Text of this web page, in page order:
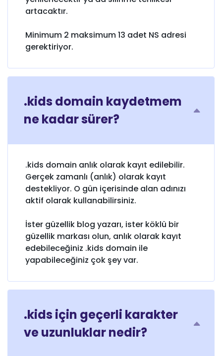
artacaktır.
Minimum 2 maksimum 13 adet NS adresi
gerektiriyor.
.kids domain kaydetmem
ne kadar sürer?
.kids domain anlık olarak kayıt edilebilir.
Gerçek zamanlı (anlık) olarak kayıt
destekliyor. O gün içerisinde alan adınızı
aktif olarak kullanabilirsiniz.
İster güzellik blog yazarı, ister köklü bir
güzellik markası olun, anlık olarak kayıt
edebileceğiniz .kids domain ile
yapabileceğiniz çok şey var.
.kids için geçerli karakter
ve uzunluklar nedir?